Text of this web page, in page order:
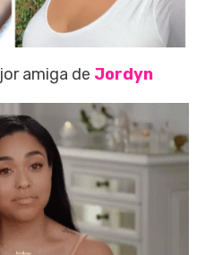
amiga de Jordyn